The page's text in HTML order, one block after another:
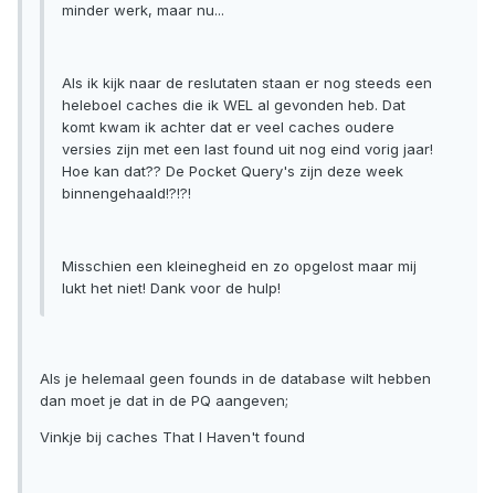
minder werk, maar nu...
Als ik kijk naar de reslutaten staan er nog steeds een
heleboel caches die ik WEL al gevonden heb. Dat
komt kwam ik achter dat er veel caches oudere
versies zijn met een last found uit nog eind vorig jaar!
Hoe kan dat?? De Pocket Query's zijn deze week
binnengehaald!?!?!
Misschien een kleinegheid en zo opgelost maar mij
lukt het niet! Dank voor de hulp!
Als je helemaal geen founds in de database wilt hebben
dan moet je dat in de PQ aangeven;
Vinkje bij caches That I Haven't found